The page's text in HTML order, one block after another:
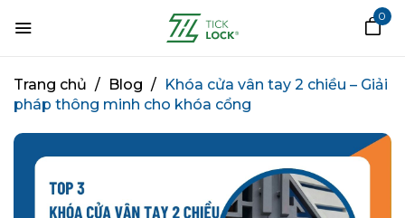
0
Trang chủ / Blog / Khóa cửa vân tay 2 chiều – Giải
pháp thông minh cho khóa cổng